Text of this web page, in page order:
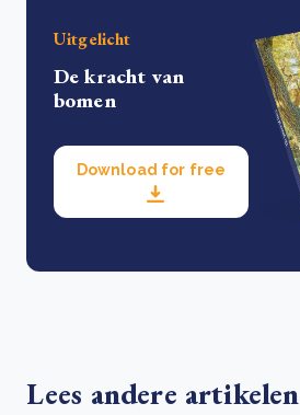
Uitgelicht
De kracht van
bomen
Download for free
Lees andere artikelen